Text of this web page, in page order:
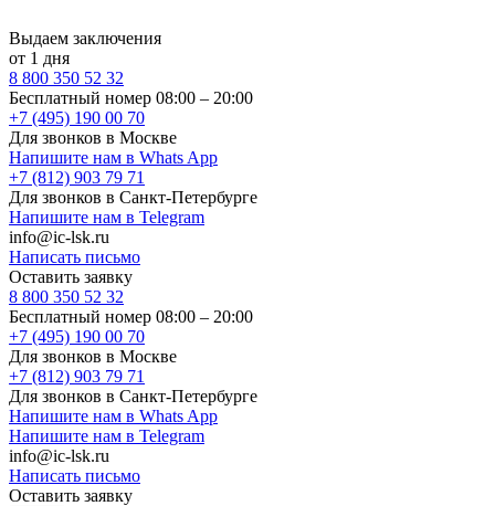
Выдаем заключения
от 1 дня
8 800 350 52 32
Бесплатный номер 08:00 – 20:00
+7 (495) 190 00 70
Для звонков в Москве
Напишите нам в Whats App
+7 (812) 903 79 71
Для звонков в Санкт-Петербурге
Напишите нам в Telegram
info@ic-lsk.ru
Написать письмо
Оставить заявку
8 800 350 52 32
Бесплатный номер 08:00 – 20:00
+7 (495) 190 00 70
Для звонков в Москве
+7 (812) 903 79 71
Для звонков в Санкт-Петербурге
Напишите нам в Whats App
Напишите нам в Telegram
info@ic-lsk.ru
Написать письмо
Оставить заявку